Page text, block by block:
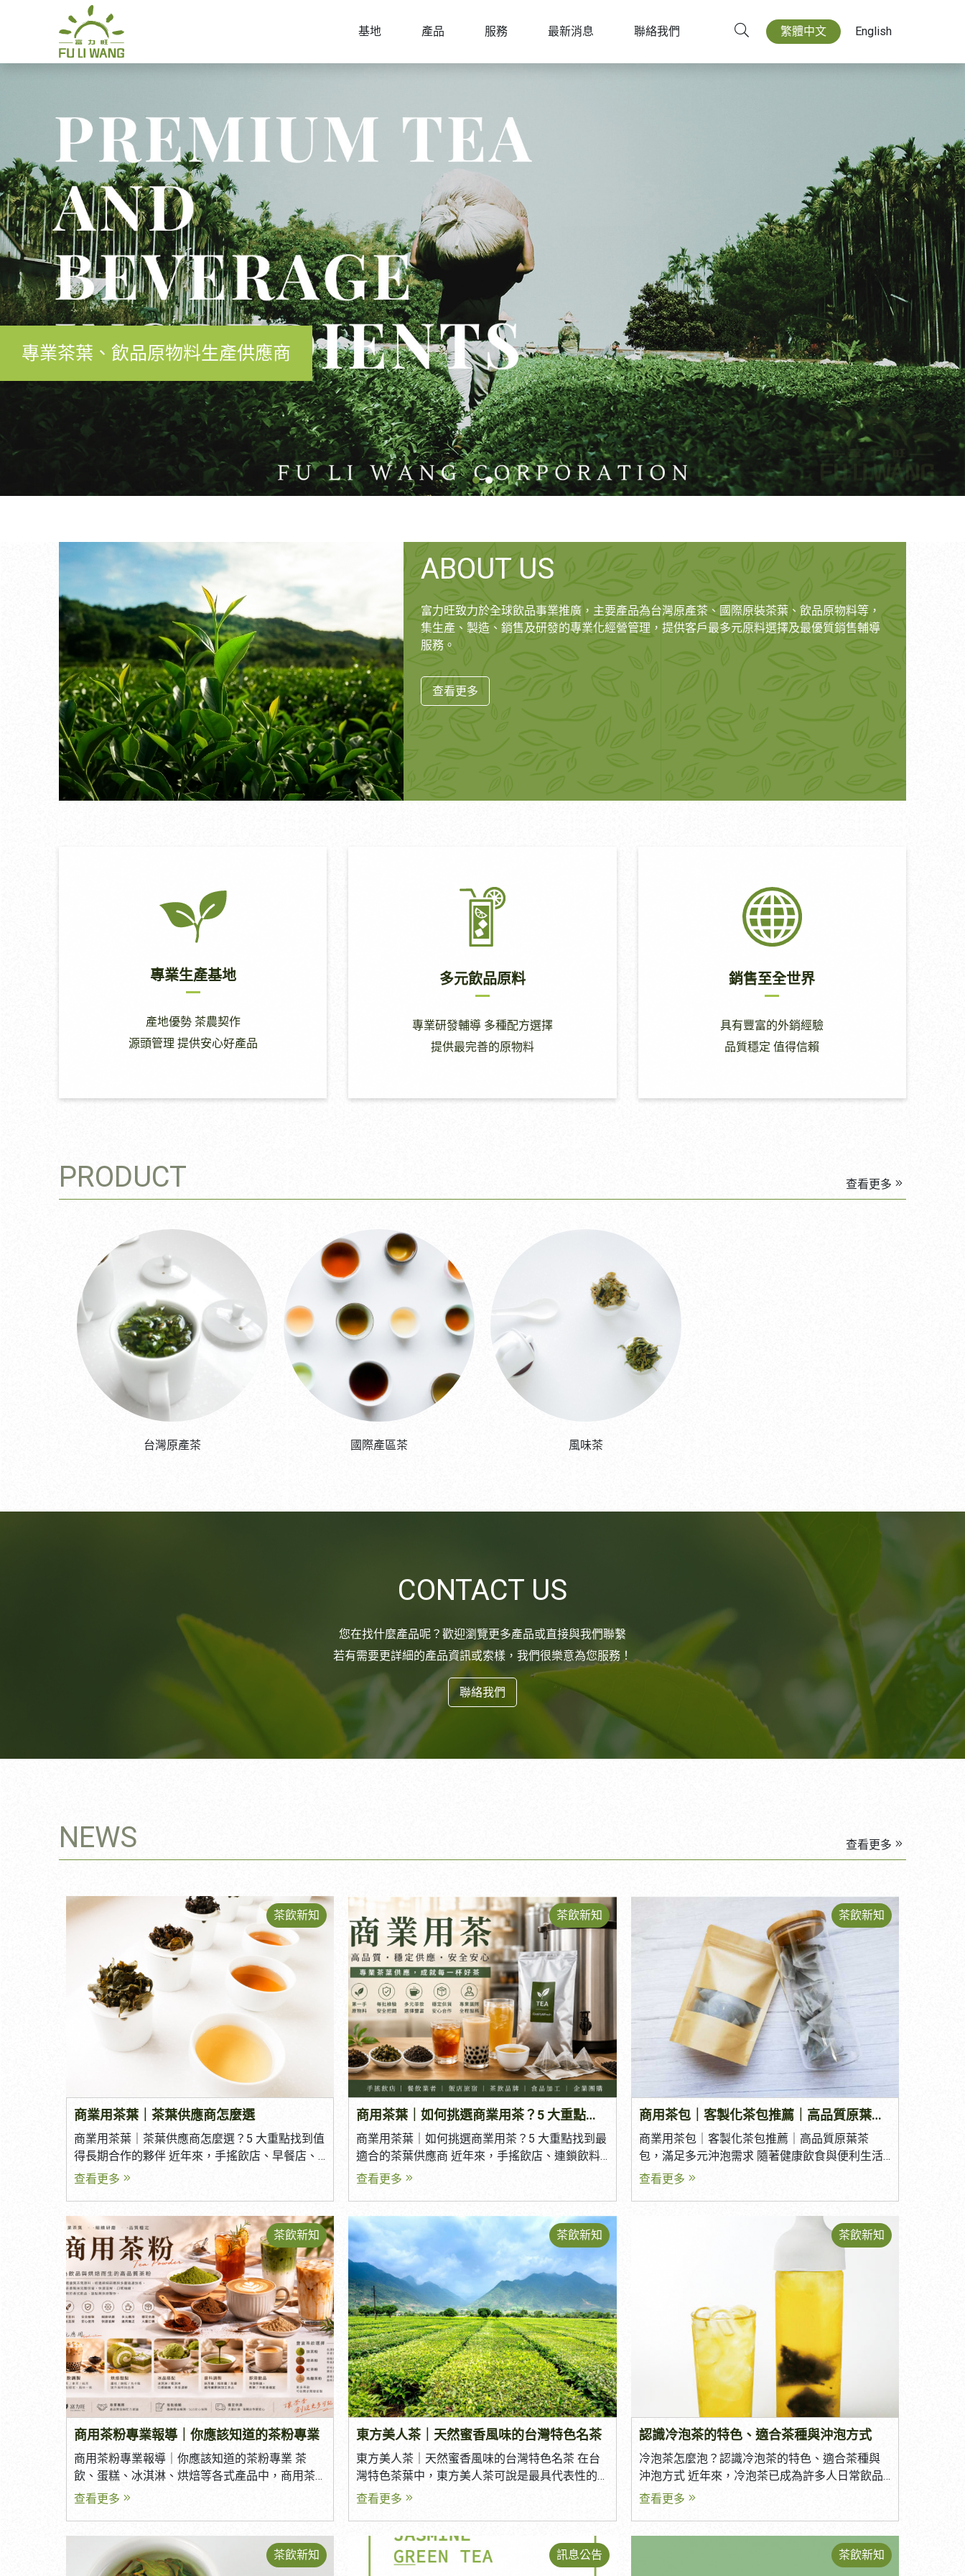
基地 產品 服務 最新消息 聯絡我們 繁體中文 English
專業茶葉、飲品原物料生產供應商
ABOUT US
富力旺致力於全球飲品事業推廣，主要產品為台灣原產茶、國際原裝茶葉、飲品原物料等，
集生產、製造、銷售及研發的專業化經營管理，提供客戶最多元原料選擇及最優質銷售輔導
服務。
查看更多
專業生產基地
產地優勢 茶農契作
源頭管理 提供安心好產品
多元飲品原料
專業研發輔導 多種配方選擇
提供最完善的原物料
銷售至全世界
具有豐富的外銷經驗
品質穩定 值得信賴
PRODUCT 查看更多
台灣原產茶 國際產區茶 風味茶
CONTACT US
您在找什麼產品呢？歡迎瀏覽更多產品或直接與我們聯繫
若有需要更詳細的產品資訊或索樣，我們很樂意為您服務！
聯絡我們
NEWS 查看更多
茶飲新知
商業用茶葉｜茶葉供應商怎麼選
商業用茶葉｜茶葉供應商怎麼選？5 大重點找到值
得長期合作的夥伴 近年來，手搖飲店、早餐店、
連鎖餐飲、咖啡廳及食品加工市場快速成長，對
質、降低採購風險，甚至參與新品開發與市場規
劃。 然而，市面上的茶葉供應商眾多，該如何挑
選真正適合自己的合作夥伴？ 本篇將整理挑選茶
葉供應商時不可忽略的五大重點。 一、是否具備
穩定的茶葉來源？ 穩定的供貨能力，是挑選茶葉
供應商最重要的條件之一。 若茶葉來源不穩定，
容易造成： 每批風味不同 原料突然缺貨 成本波動
過大 影響品牌品質 優質供應商通常擁有固定合作
茶園或長期採購來源，能確保全年供貨穩定。
二、是否重視食品安全？ 食品安全已成為餐飲市
場最重視的項目之一。 選擇茶葉供應商時，可確
認是否提供： 農藥殘留檢驗 每批檢驗報告 SGS 或
第三方檢驗 原料來源追溯 完善的品質管理制度，
不僅保障消費者健康，也能降低品牌經營風險，
加強消費者對品牌的信任。 三、茶葉品質是否穩
定？ 商業用茶葉最怕「今天好喝、下次卻變
味」。 真正專業的供應商，除了樣品品質優良，
更重要的是每批產品都能維持一致。 建議確認：
香氣是否穩定 茶感是否一致 每批色澤是否相近 是
否建立品質管理流程 穩定的品質，才能維持品牌
口碑。 四、是否提供客製化服務？ 每個品牌都有
查看更多
茶飲新知
商用茶葉｜如何挑選商業用茶？5 大重點找到最適合的茶葉供應商
商業用茶葉｜如何挑選商業用茶？5 大重點找到最
適合的茶葉供應商 近年來，手搖飲店、連鎖飲料
品牌、複合式餐飲、咖啡廳及食品加工市場快速
的風味，更要兼顧品質穩定、食品安全及供貨能
力，才能維持每一杯飲品的一致性。 面對眾多茶
葉供應商，該如何挑選適合自己的商業用茶？ 本
篇將整理五個挑選重點，協助您找到符合品牌定
位的商業用茶葉。 一、先了解品牌定位，選擇適
合的茶葉 挑選商用茶之前，首先要了解自己的品
牌定位。 不同的經營模式，適合使用不同風味的
茶葉。 例如： 手搖飲店 複合式餐飲 早餐店 咖啡
廳 飯店餐飲 冷泡茶品牌 茶葉禮盒 如果品牌主打
青茶系列，建議選擇花香鮮明、回甘明顯的茶
款；若以紅茶飲品為主，則可選擇茶感厚實、適
合搭配鮮奶的商業用紅茶。 在產品開發前，先確
立品牌方向，才能找到最符合需求的茶葉。 二、
品質穩定與食品安全，是商業用茶最重要的關鍵
對於餐飲業者而言，消費者最重視的就是品質一
致與食品安全。 一款好的商業用茶，不只是樣品
好喝，更重要的是每一批出貨都能維持相同的風
味表現。 選擇茶葉供應商時，可留意以下幾點：
品質穩定 樣品與正式出貨風味一致 每批茶葉品質
葉皆進行農藥殘留檢驗 符合食品安全規範 提供檢
查看更多
茶飲新知
商用茶包｜客製化茶包推薦｜高品質原葉茶包，滿足多元沖泡需求
商業用茶包｜客製化茶包推薦｜高品質原葉茶
包，滿足多元沖泡需求 隨著健康飲食與便利生活
的興起，茶包已成為許多人日常飲茶的首選。無
香氣濃郁的好茶。 相較於傳統散茶，茶包不僅方
便攜帶、容易沖泡，更能提供穩定的風味品質，
商業市場。 究竟茶包有哪些優點？ 如何挑選適合
的茶包？ 客製化茶包又有哪些選擇？ 本篇將帶您
深入了解茶包的特色與應用。 一、為什麼選擇茶
包？ 茶包最大的優勢，在於兼具便利性、品質與
多元應用。 無論是在忙碌的工作日、辦公室、居
家沖泡，或是餐廳、飯店、企業送禮、商業飲料
應用，都能輕鬆沖泡出一杯香氣濃郁的好茶。 相
較於傳統散茶，茶包具有份量固定、沖泡方便及
風味穩定等優點，因此廣泛應用於餐飲業、企業
贈禮、品牌商品及商業市場。 茶包具備以下優
點： 沖泡快速方便 每包份量固定，品質穩定 攜帶
方便，適合外出與旅行 減少茶葉殘渣，清潔容易
適合作為企業贈禮、活動贈品及商業使用 讓喝茶
變得更加簡單，也讓送禮更有質感。 二、三角立
體茶包有哪些優勢？ 三角立體茶包採用立體空間
設計，相較於一般平面茶包，能讓茶葉在沖泡時
充分舒展，使茶葉完整釋放香氣與風味。 因此特
別適合使用原葉茶製作，可呈現更接近現泡散茶
查看更多
茶飲新知
商用茶粉專業報導｜你應該知道的茶粉專業
商用茶粉專業報導｜你應該知道的茶粉專業 茶
飲、蛋糕、冰淇淋、烘焙等各式產品中，商用茶
粉早已成為不可或缺的重要原料。從風味呈現、
茶粉是如何誕生？又為何能在短時間內成為市場
主流？ 一、市場趨勢｜為什麼茶粉被廣泛使用？
查看更多
茶飲新知
東方美人茶｜天然蜜香風味的台灣特色名茶
東方美人茶｜天然蜜香風味的台灣特色名茶 在台
灣特色茶葉中，東方美人茶可說是最具代表性的
蜜香型茶款之一。無論是精品茶市場、高端茶
口感，東方美人茶深受茶葉愛好者喜愛，也成為
台灣最具特色的代表性茶品之一。 究竟東方美人
查看更多
茶飲新知
認識冷泡茶的特色、適合茶種與沖泡方式
冷泡茶怎麼泡？認識冷泡茶的特色、適合茶種與
沖泡方式 近年來，冷泡茶已成為許多人日常飲品
的首選。相較於熱泡茶，冷泡茶擁有更加甘甜、
泡，還是手搖飲店、餐飲業者，都越來越廣泛使
用冷泡茶作為健康飲品。 究竟什麼是冷泡茶？ 哪
查看更多
茶飲新知 訊息公告 茶飲新知